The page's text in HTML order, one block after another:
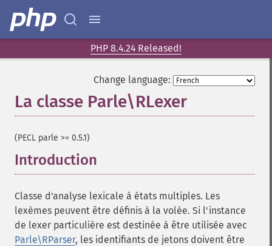
PHP 8.4.24 Released!
Change language:
La classe Parle\RLexer
(PECL parle >= 0.5.1)
Introduction
Classe d'analyse lexicale à états multiples. Les
lexèmes peuvent être définis à la volée. Si l'instance
de lexer particulière est destinée à être utilisée avec
Parle\RParser, les identifiants de jetons doivent être